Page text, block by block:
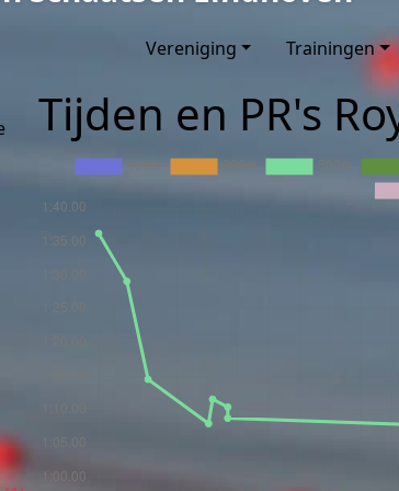
Vereniging
Trainingen
Tijden en PR's